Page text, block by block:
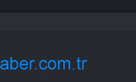
alacağımıza söz veriyorum!